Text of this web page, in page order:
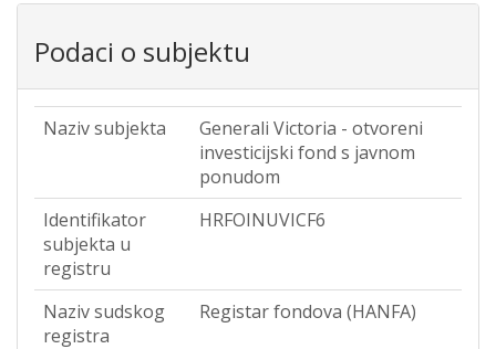
Podaci o subjektu
Naziv subjekta
Generali Victoria - otvoreni
investicijski fond s javnom
ponudom
Identifikator
subjekta u
registru
HRFOINUVICF6
Naziv sudskog
registra
Registar fondova (HANFA)